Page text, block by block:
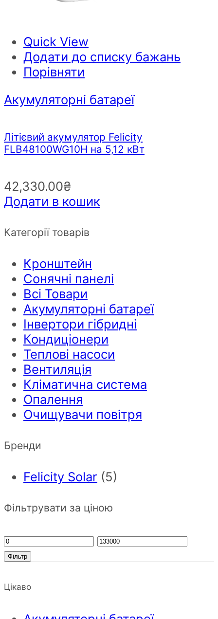
Quick View
Додати до списку бажань
Порівняти
Акумуляторні батареї
Літієвий акумулятор Felicity
FLB48100WG10H на 5,12 кВт
42,330.00₴
Додати в кошик
Категорії товарів
Кронштейн
Сонячні панелі
Всі Товари
Акумуляторні батареї
Інвертори гібридні
Кондиціонери
Теплові насоси
Вентиляція
Кліматична система
Опалення
Очищувачи повітря
Бренди
Felicity Solar (5)
Фільтрувати за ціною
Фільтр
Цікаво